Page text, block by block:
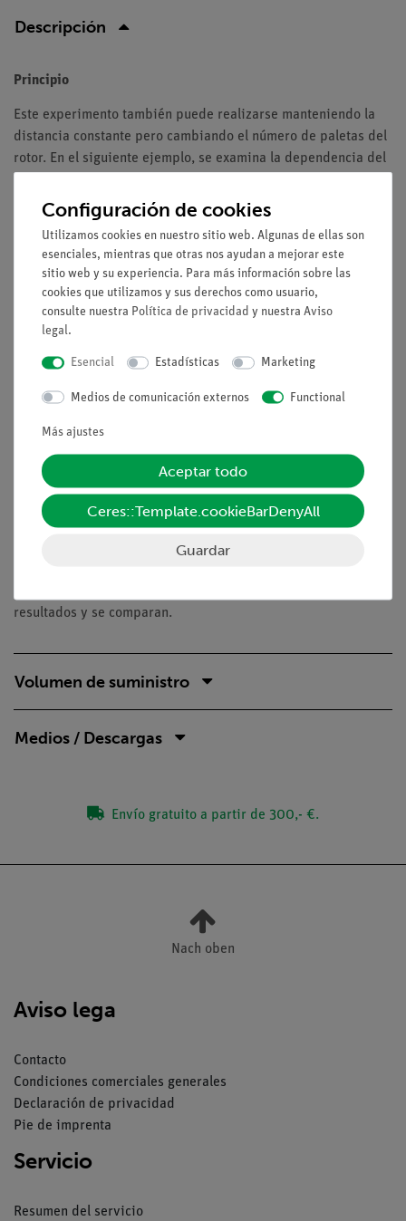
Descripción
Principio
Este experimento también puede realizarse manteniendo la
distancia constante pero cambiando el número de paletas del
rotor. En el siguiente ejemplo, se examina la dependencia del
del rotor pero con diferentes distancias (5 cm y 10 cm).
Ventajas
El experimento forma parte de un conjunto completo de
soluciones con un total de 26 experimentos para células
solares de energías renovables, energía eólica, energía
hidráulica
Experimentación segura: El ventilador del soplador está
La fuente de alimentación utilizada es versátil y está
Tareas
¿Cuál es el rendimiento de un generador eólico?
En este experimento se registra la característica corriente-
resultados y se comparan.
Volumen de suministro
Medios / Descargas
Envío gratuito a partir de 300,- €.
Nach oben
Aviso lega
Contacto
Condiciones comerciales generales
Declaración de privacidad
Pie de imprenta
Servicio
Resumen del servicio
Configuración de cookies
Utilizamos cookies en nuestro sitio web. Algunas de ellas son
esenciales, mientras que otras nos ayudan a mejorar este
sitio web y su experiencia. Para más información sobre las
cookies que utilizamos y sus derechos como usuario,
consulte nuestra Política de privacidad y nuestra Aviso
legal.
Esencial Estadísticas Marketing
Medios de comunicación externos Functional
Más ajustes
Aceptar todo
Ceres::Template.cookieBarDenyAll
Guardar